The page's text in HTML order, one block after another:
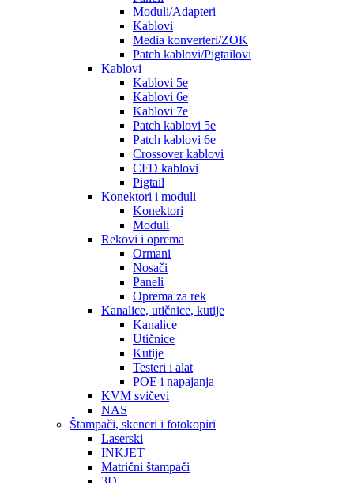
Moduli/Adapteri
Kablovi
Media konverteri/ZOK
Patch kablovi/Pigtailovi
Kablovi
Kablovi 5e
Kablovi 6e
Kablovi 7e
Patch kablovi 5e
Patch kablovi 6e
Crossover kablovi
CFD kablovi
Pigtail
Konektori i moduli
Konektori
Moduli
Rekovi i oprema
Ormani
Nosači
Paneli
Oprema za rek
Kanalice, utičnice, kutije
Kanalice
Utičnice
Kutije
Testeri i alat
POE i napajanja
KVM svičevi
NAS
Štampači, skeneri i fotokopiri
Laserski
INKJET
Matrični štampači